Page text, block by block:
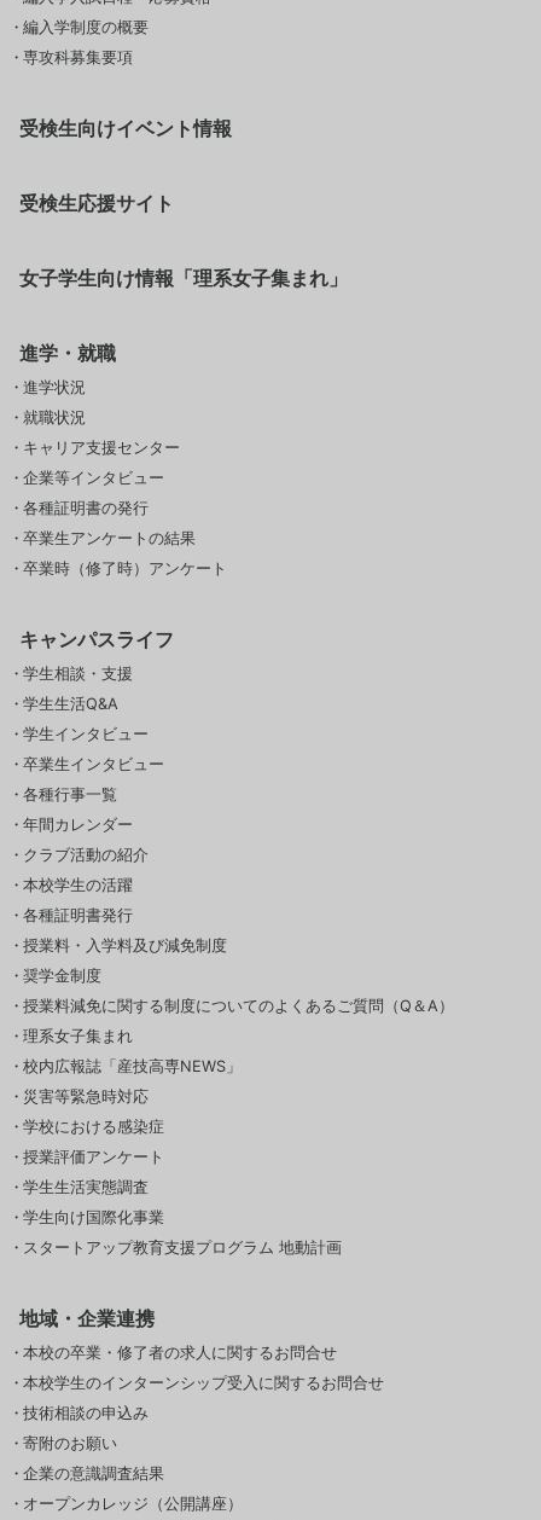
編入学制度の概要
専攻科募集要項
受検生向けイベント情報
受検生応援サイト
女子学生向け情報「理系女子集まれ」
進学・就職
進学状況
就職状況
キャリア支援センター
企業等インタビュー
各種証明書の発行
卒業生アンケートの結果
卒業時（修了時）アンケート
キャンパスライフ
学生相談・支援
学生生活Q&A
学生インタビュー
卒業生インタビュー
各種行事一覧
年間カレンダー
クラブ活動の紹介
本校学生の活躍
各種証明書発行
授業料・入学料及び減免制度
奨学金制度
授業料減免に関する制度についてのよくあるご質問（Q＆A）
理系女子集まれ
校内広報誌「産技高専NEWS」
災害等緊急時対応
学校における感染症
授業評価アンケート
学生生活実態調査
学生向け国際化事業
スタートアップ教育支援プログラム 地動計画
地域・企業連携
本校の卒業・修了者の求人に関するお問合せ
本校学生のインターンシップ受入に関するお問合せ
技術相談の申込み
寄附のお願い
企業の意識調査結果
オープンカレッジ（公開講座）